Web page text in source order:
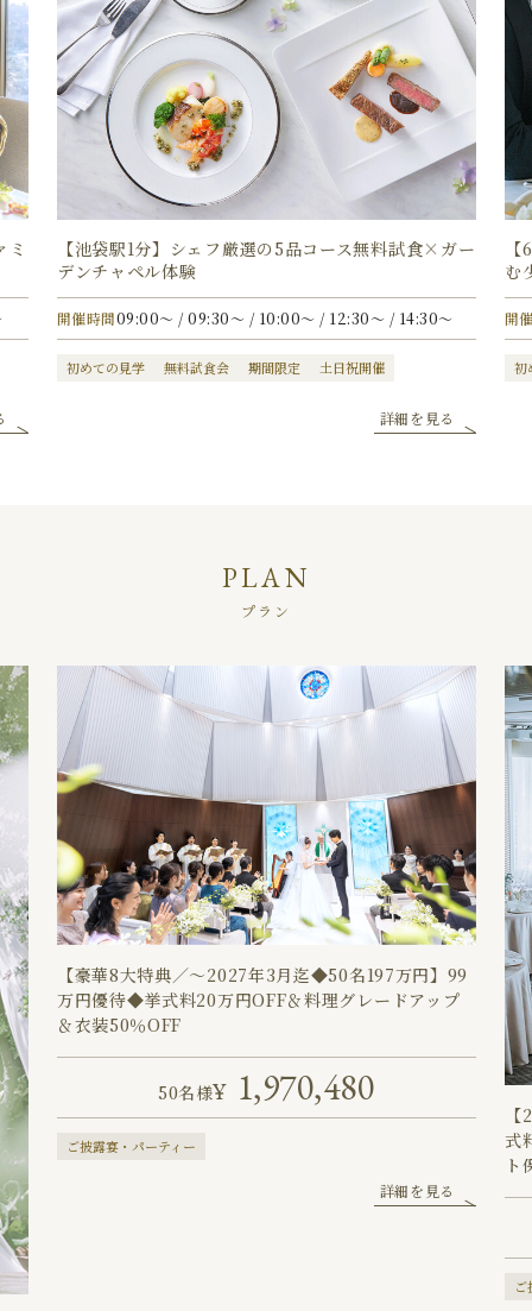
【池袋駅1分】シェフ厳選の5品コース無料試食×ガー
デンチャペル体験
開催時間09:00〜 / 09:30〜 / 10:00〜 / 12:30〜 / 14:30〜
初めての見学 無料試食会 期間限定 土日祝開催
詳細を見る
む
開
初
PLAN
プラン
【豪華8大特典／～2027年3月迄◆50名197万円】99
万円優待◆挙式料20万円OFF＆料理グレードアップ
＆衣装50％OFF
50名様 1,970,480
ご披露宴・パーティー
詳細を見る
式
ト